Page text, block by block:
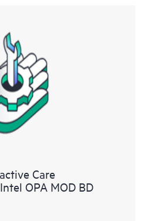
Care
OPA MOD BD